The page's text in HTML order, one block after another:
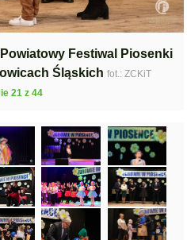
Festiwal Piosenki
Śląskich fot.: ZCKiT
21 z 44